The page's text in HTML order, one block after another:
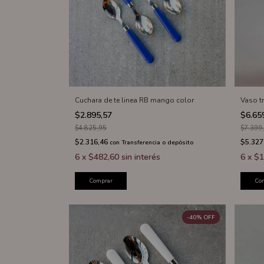
Cuchara de te linea RB mango color
$2.895,57
$4.825,95
$2.316,46 con Transferencia o depósito
6 x $482,60 sin interés
Comprar
Vaso
6 x
-40% OFF